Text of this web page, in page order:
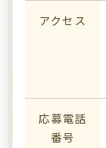
アクセス
応募電話
番号